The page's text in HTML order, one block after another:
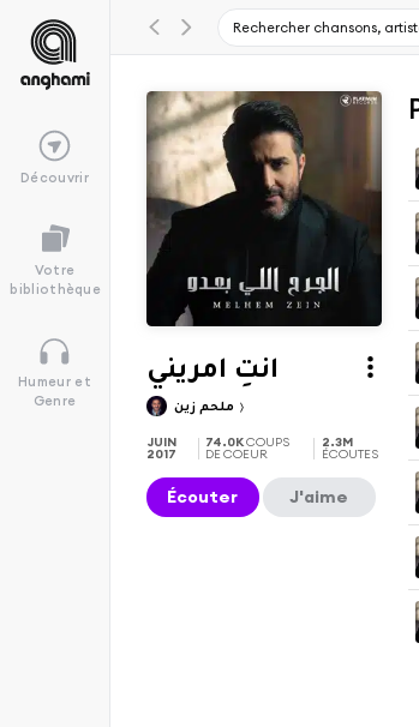
Découvrir
Votre
bibliothèque
Humeur et
Genre
انتِ امريني
JUIN
2017
74.0KCOUPS
DE COEUR
2.3M
ÉCOUTES
Écouter J'aime